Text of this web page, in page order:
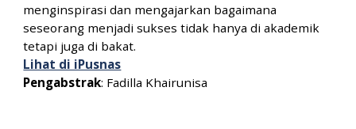
menginspirasi dan mengajarkan bagaimana
seseorang menjadi sukses tidak hanya di akademik
tetapi juga di bakat.
Lihat di iPusnas
Pengabstrak: Fadilla Khairunisa